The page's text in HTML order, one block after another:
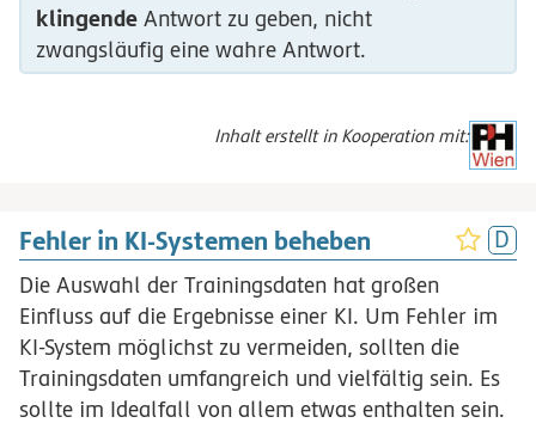
klingendeAntwort zu geben, nicht
zwangsläufig eine wahre Antwort.
Inhalt erstellt in Kooperation mit:
Fehler in KI-Systemen beheben
Die Auswahl der Trainingsdaten hat großen
Einfluss auf die Ergebnisse einer KI. Um Fehler im
KI-System möglichst zu vermeiden, sollten die
Trainingsdaten umfangreich und vielfältig sein. Es
sollte im Idealfall von allem etwas enthalten sein.